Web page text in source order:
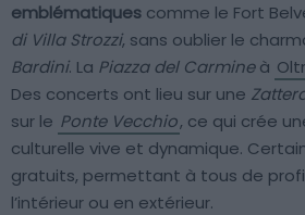
emblématiques comme le Fort
di Villa Strozzi, sans oublier le
Bardini. La Piazza del Carmineà
Des concerts ont lieu sur une
sur le Ponte Vecchio, ce qui crée
culturelle vive et dynamique.
gratuits, permettant à tous de
l’intérieur ou en extérieur.